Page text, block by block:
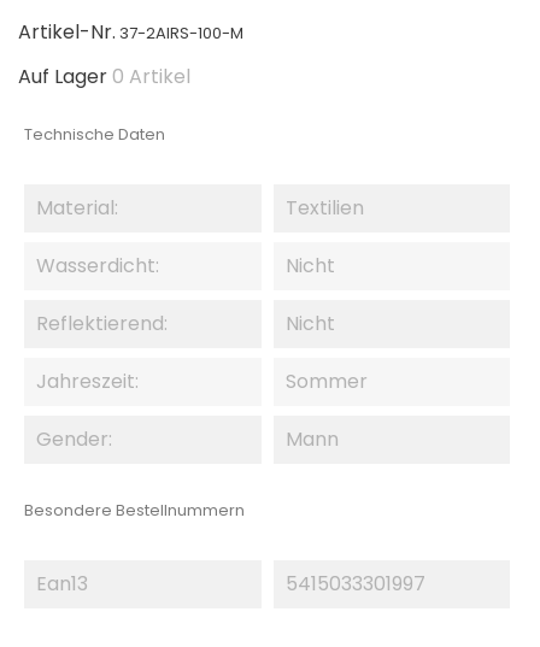
Artikel-Nr. 37-2AIRS-100-M
Auf Lager0 Artikel
Technische Daten
Material: Textilien
Wasserdicht: Nicht
Reflektierend: Nicht
Jahreszeit: Sommer
Gender: Mann
Besondere Bestellnummern
Ean13 5415033301997